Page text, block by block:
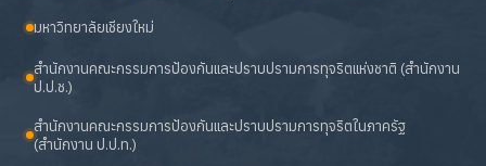
มหาวิทยาลัยเชียงใหม่
สำนักงานคณะกรรมการป้องกันและปราบปรามการทุจริตแห่งชาติ (สำนักงาน
ป.ป.ช.)
สำนักงานคณะกรรมการป้องกันและปราบปรามการทุจริตในภาครัฐ
(สำนักงาน ป.ป.ท.)